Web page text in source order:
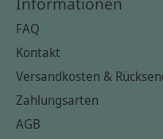
FAQ
Kontakt
Versandkosten &
Zahlungsarten
AGB